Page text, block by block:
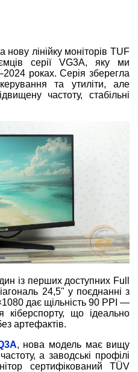
нову лінійку моніторів TUF
серії VG3A, яку ми
роках. Серія зберегла
та утиліти, але
частоту, стабільні
із перших доступних Full
24,5" у поєднанні з
дає щільність 90 PPI —
що ідеально
артефактів.
, нова модель має вищу
а заводські профілі
сертифікований TÜV